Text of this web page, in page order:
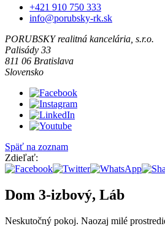
+421 910 750 333
info@porubsky-rk.sk
PORUBSKY realitná kancelária, s.r.o.
Palisády 33
811 06 Bratislava
Slovensko
Späť na zoznam
Zdieľať:
Dom 3-izbový, Láb
Neskutočný pokoj. Naozaj milé